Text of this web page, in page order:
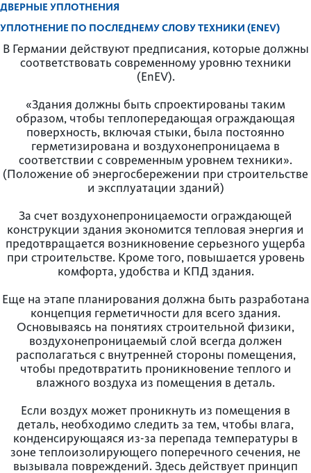
ДВЕРНЫЕ УПЛОТНЕНИЯ
УПЛОТНЕНИЕ ПО ПОСЛЕДНЕМУ СЛОВУ ТЕХНИКИ (ENEV)
В Германии действуют предписания, которые должны
соответствовать современному уровню техники
(EnEV).
«Здания должны быть спроектированы таким
образом, чтобы теплопередающая ограждающая
поверхность, включая стыки, была постоянно
герметизирована и воздухонепроницаема в
соответствии с современным уровнем техники».
(Положение об энергосбережении при строительстве
и эксплуатации зданий)
За счет воздухонепроницаемости ограждающей
конструкции здания экономится тепловая энергия и
предотвращается возникновение серьезного ущерба
при строительстве. Кроме того, повышается уровень
комфорта, удобства и КПД здания.
Еще на этапе планирования должна быть разработана
концепция герметичности для всего здания.
Основываясь на понятиях строительной физики,
воздухонепроницаемый слой всегда должен
располагаться с внутренней стороны помещения,
чтобы предотвратить проникновение теплого и
влажного воздуха из помещения в деталь.
Если воздух может проникнуть из помещения в
деталь, необходимо следить за тем, чтобы влага,
конденсирующаяся из-за перепада температуры в
зоне теплоизолирующего поперечного сечения, не
вызывала повреждений. Здесь действует принцип